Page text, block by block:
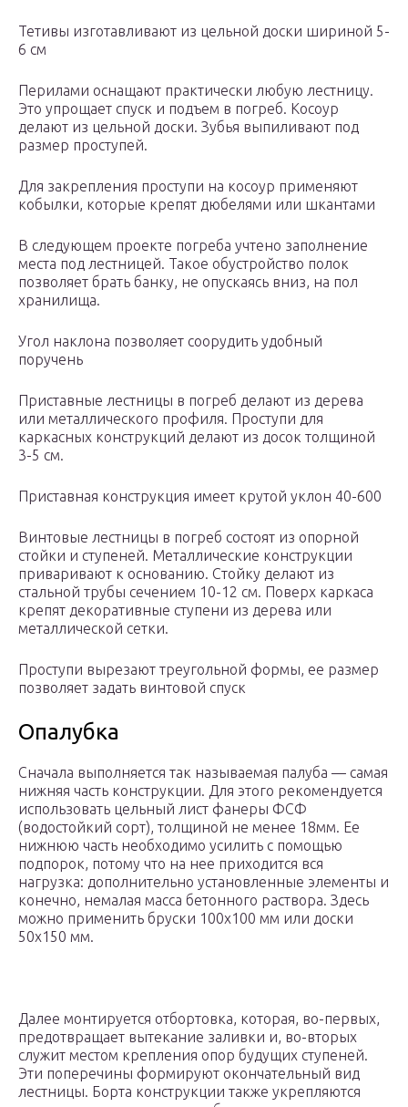
Тетивы изготавливают из цельной доски шириной 5-
6 см
Перилами оснащают практически любую лестницу.
Это упрощает спуск и подъем в погреб. Косоур
делают из цельной доски. Зубья выпиливают под
размер проступей.
Для закрепления проступи на косоур применяют
кобылки, которые крепят дюбелями или шкантами
В следующем проекте погреба учтено заполнение
места под лестницей. Такое обустройство полок
позволяет брать банку, не опускаясь вниз, на пол
хранилища.
Угол наклона позволяет соорудить удобный
поручень
Приставные лестницы в погреб делают из дерева
или металлического профиля. Проступи для
каркасных конструкций делают из досок толщиной
3-5 см.
Приставная конструкция имеет крутой уклон 40-600
Винтовые лестницы в погреб состоят из опорной
стойки и ступеней. Металлические конструкции
приваривают к основанию. Стойку делают из
стальной трубы сечением 10-12 см. Поверх каркаса
крепят декоративные ступени из дерева или
металлической сетки.
Проступи вырезают треугольной формы, ее размер
позволяет задать винтовой спуск
Опалубка
Сначала выполняется так называемая палуба — самая
нижняя часть конструкции. Для этого рекомендуется
использовать цельный лист фанеры ФСФ
(водостойкий сорт), толщиной не менее 18мм. Ее
нижнюю часть необходимо усилить с помощью
подпорок, потому что на нее приходится вся
нагрузка: дополнительно установленные элементы и
конечно, немалая масса бетонного раствора. Здесь
можно применить бруски 100х100 мм или доски
50х150 мм.
Далее монтируется отбортовка, которая, во-первых,
предотвращает вытекание заливки и, во-вторых
служит местом крепления опор будущих ступеней.
Эти поперечины формируют окончательный вид
лестницы. Борта конструкции также укрепляются